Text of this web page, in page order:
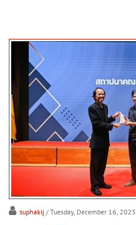
suphakij / Tuesday, December 16, 2025